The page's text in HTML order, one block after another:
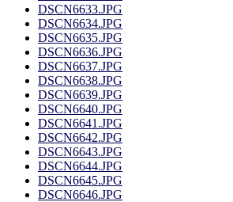
DSCN6633.JPG
DSCN6634.JPG
DSCN6635.JPG
DSCN6636.JPG
DSCN6637.JPG
DSCN6638.JPG
DSCN6639.JPG
DSCN6640.JPG
DSCN6641.JPG
DSCN6642.JPG
DSCN6643.JPG
DSCN6644.JPG
DSCN6645.JPG
DSCN6646.JPG